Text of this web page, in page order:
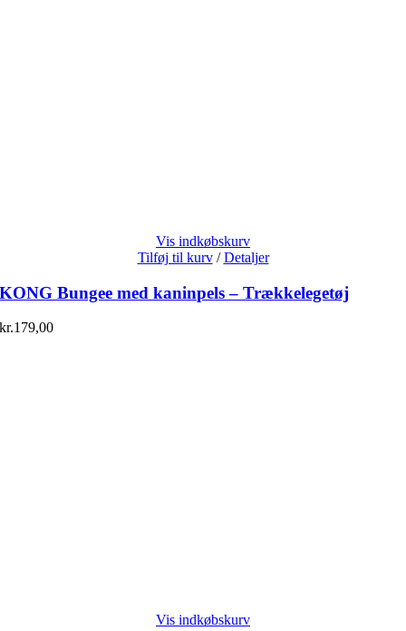
Vis indkøbskurv
Tilføj til kurv / Detaljer
KONG Bungee med kaninpels – Trækkelegetøj
kr.179,00
Vis indkøbskurv